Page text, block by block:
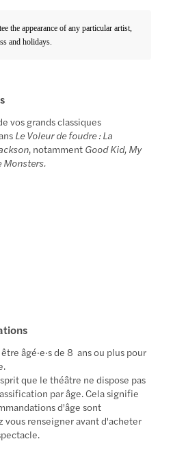
the appearance of any particular artist,
and holidays.
vos grands classiques
Le Voleur de foudre : La
, notamment Good Kid, My
Monsters.
âgé·e·s de 8 ans ou plus pour
que le théâtre ne dispose pas
par âge. Cela signifie
d'âge sont
vous renseigner avant d'acheter